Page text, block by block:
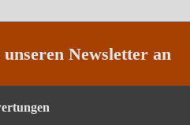
Newsletter an